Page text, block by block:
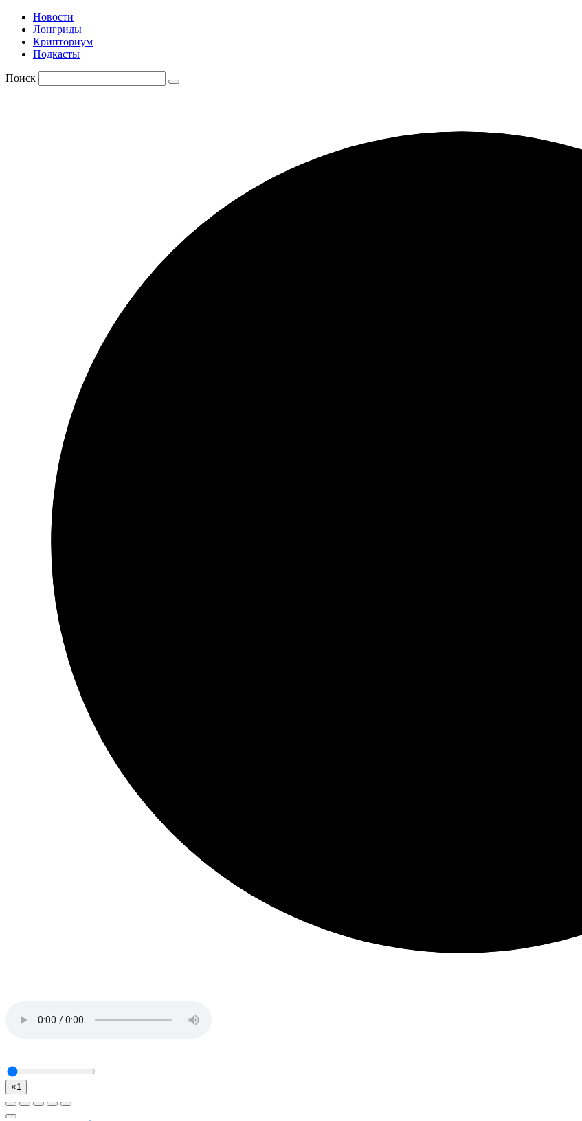
Новости
Лонгриды
Крипториум
Подкасты
Поиск
×1